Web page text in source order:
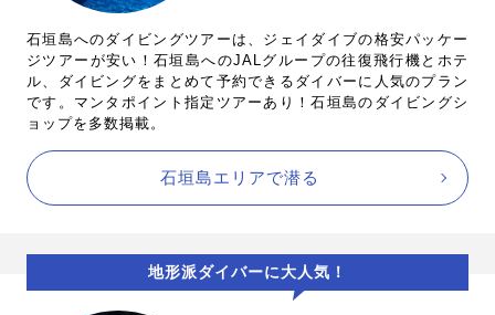
石垣島へのダイビングツアーは、ジェイダイブの格安パッケー
ジツアーが安い！石垣島へのJALグループの往復飛行機とホテ
ル、ダイビングをまとめて予約できるダイバーに人気のプラン
です。マンタポイント指定ツアーあり！石垣島のダイビングシ
ョップを多数掲載。
石垣島エリアで潜る
地形派ダイバーに大人気！